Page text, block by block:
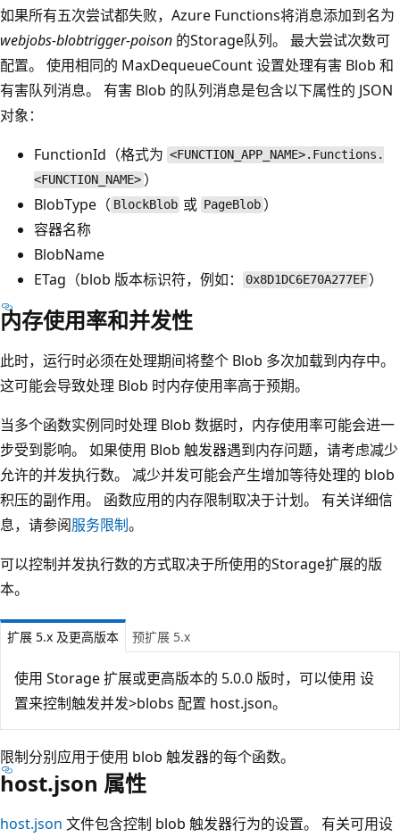
如果所有五次尝试都失败，Azure Functions将消息添加到名为
webjobs-blobtrigger-poison 的Storage队列。 最大尝试次数可
配置。 使用相同的 MaxDequeueCount 设置处理有害 Blob 和
有害队列消息。 有害 Blob 的队列消息是包含以下属性的 JSON
对象：
FunctionId（格式为 <FUNCTION_APP_NAME>.Functions.
<FUNCTION_NAME> ）
BlobType（ BlockBlob 或 PageBlob ）
容器名称
BlobName
ETag（blob 版本标识符，例如：
0x8D1DC6E70A277EF ）
内存使用率和并发性
此时，运行时必须在处理期间将整个 Blob 多次加载到内存中。
这可能会导致处理 Blob 时内存使用率高于预期。
当多个函数实例同时处理 Blob 数据时，内存使用率可能会进一
步受到影响。 如果使用 Blob 触发器遇到内存问题，请考虑减少
允许的并发执行数。 减少并发可能会产生增加等待处理的 blob
积压的副作用。 函数应用的内存限制取决于计划。 有关详细信
息，请参阅服务限制。
可以控制并发执行数的方式取决于所使用的Storage扩展的版
本。
扩展 5.x 及更高版本 预扩展 5.x
使用 Storage 扩展或更高版本的 5.0.0 版时，可以使用 设
置来控制触发并发>blobs 配置 host.json。
限制分别应用于使用 blob 触发器的每个函数。
host.json 属性
host.json 文件包含控制 blob 触发器行为的设置。 有关可用设